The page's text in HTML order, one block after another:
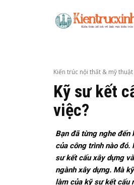
Kiến trúc nội thất & mỹ thuật
Kỹ sư kết
việc?
Bạn đã từng nghe
của công trình nào
sư kết cấu xây dựng
ngành xây dựng. Mà
làm của kỹ sư kết cấu